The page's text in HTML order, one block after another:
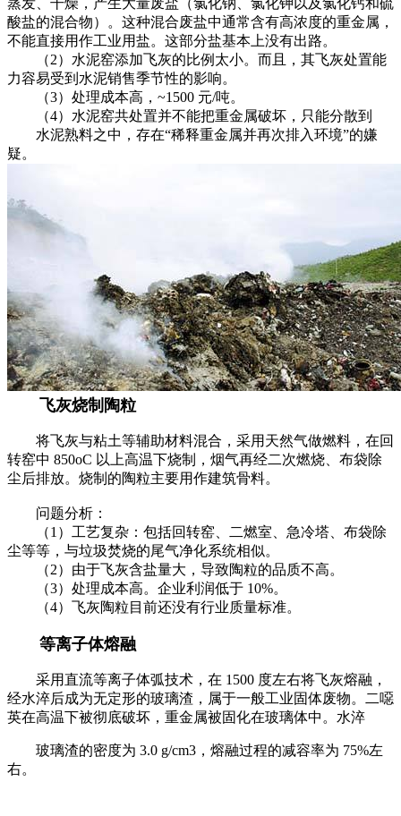
酸盐的混合物）。这种混合废盐中通常含有高浓度的重金属，
不能直接用作工业用盐。这部分盐基本上没有出路。
（2）水泥窑添加飞灰的比例太小。而且，其飞灰处置能
力容易受到水泥销售季节性的影响。
（3）处理成本高，~1500 元/吨。
（4）水泥窑共处置并不能把重金属破坏，只能分散到
水泥熟料之中，存在“稀释重金属并再次排入环境”的嫌
疑。
飞灰烧制陶粒
将飞灰与粘土等辅助材料混合，采用天然气做燃料，在回
转窑中 850oC 以上高温下烧制，烟气再经二次燃烧、布袋除
尘后排放。烧制的陶粒主要用作建筑骨料。
问题分析：
（1）工艺复杂：包括回转窑、二燃室、急冷塔、布袋除
尘等等，与垃圾焚烧的尾气净化系统相似。
（2）由于飞灰含盐量大，导致陶粒的品质不高。
（3）处理成本高。企业利润低于 10%。
（4）飞灰陶粒目前还没有行业质量标准。
等离子体熔融
采用直流等离子体弧技术，在 1500 度左右将飞灰熔融，
经水淬后成为无定形的玻璃渣，属于一般工业固体废物。二噁
英在高温下被彻底破坏，重金属被固化在玻璃体中。水淬
玻璃渣的密度为 3.0 g/cm3，熔融过程的减容率为 75%左
右。